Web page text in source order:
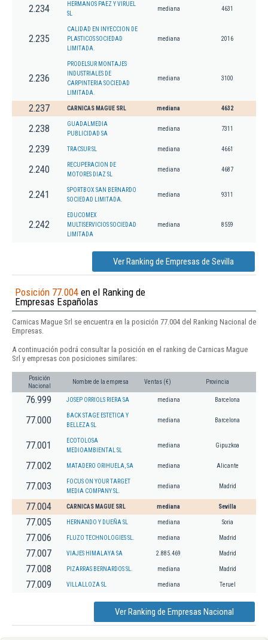
2.234
HERMANOS PAEZ Y VIRUEL
SL
mediana 4631
2.235
CALIDAD EN INYECCION DE
PLASTICOS SOCIEDAD
LIMITADA.
mediana 2016
2.236
PRODELSUR MONTAJES
INDUSTRIALES DE
CARPINTERIA SOCIEDAD
LIMITADA.
mediana 3100
2.237 CARNICAS MAGUE SRL mediana 4632
2.238
GUADALMEDIA
PUBLICIDAD SA
mediana 7311
2.239 TRACSUR SL mediana 4661
2.240
RECUPERACION DE
MOTORES DIAZ SL
mediana 4687
2.241
SPORTBOX SAN BERNARDO
SOCIEDAD LIMITADA.
mediana 9311
2.242
EDUCOMEX
MULTISERVICIOS SOCIEDAD
LIMITADA
mediana 8559
Ver Ranking de Empresas de Sevilla
Posición 77.004 en el Ranking de
Empresas Españolas
Carnicas Mague Srl se encuentra en la posición 77.004 del Ranking Nacional de
Empresas.
A continuación podrá consultar la posición en el ranking de Carnicas Mague
Srl y empresas con posiciones similares:
Posición
Nacional
Nombre de la empresa Ventas (€) Provincia
76.999 JOSEP ORRIOLS RIERA SA mediana Barcelona
77.000
BACK STAGE ESTETICA Y
BELLEZA SL
mediana Barcelona
77.001
ECOTOLOSA
MEDIOAMBIENTAL SL
mediana Gipuzkoa
77.002 MATADERO ORIHUELA, SA mediana Alicante
77.003
FOCUS ON YOUR TARGET
MEDIA COMPANY SL.
mediana Madrid
77.004 CARNICAS MAGUE SRL mediana Sevilla
77.005 HERNANDO Y DUEÑA SL mediana Soria
77.006 FLUZO TECHNOLOGIES SL. mediana Madrid
77.007 VIAJES HIMALAYA SA 2.885.469 Madrid
77.008 PIZARRAS BERNARDOS SL. mediana Madrid
77.009 VILLALLOZA SL mediana Teruel
Ver Ranking de Empresas Nacional